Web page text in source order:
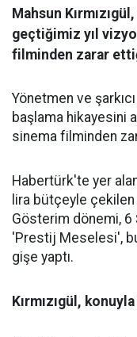
Mahsun
geçtiğimiz yıl
filminden zarar
Yönetmen ve
başlama hikayesini
sinema filminden
Habertürk'te yer
lira bütçeyle
Gösterim dönemi,
'Prestij Meselesi',
gişe yaptı.
Kırmızıgül,